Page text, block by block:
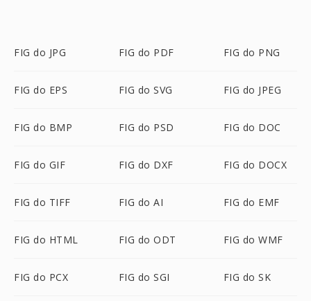
FIG do JPG FIG do PDF FIG do PNG
FIG do EPS FIG do SVG FIG do JPEG
FIG do BMP FIG do PSD FIG do DOC
FIG do GIF FIG do DXF FIG do DOCX
FIG do TIFF FIG do AI FIG do EMF
FIG do HTML FIG do ODT FIG do WMF
FIG do PCX FIG do SGI FIG do SK